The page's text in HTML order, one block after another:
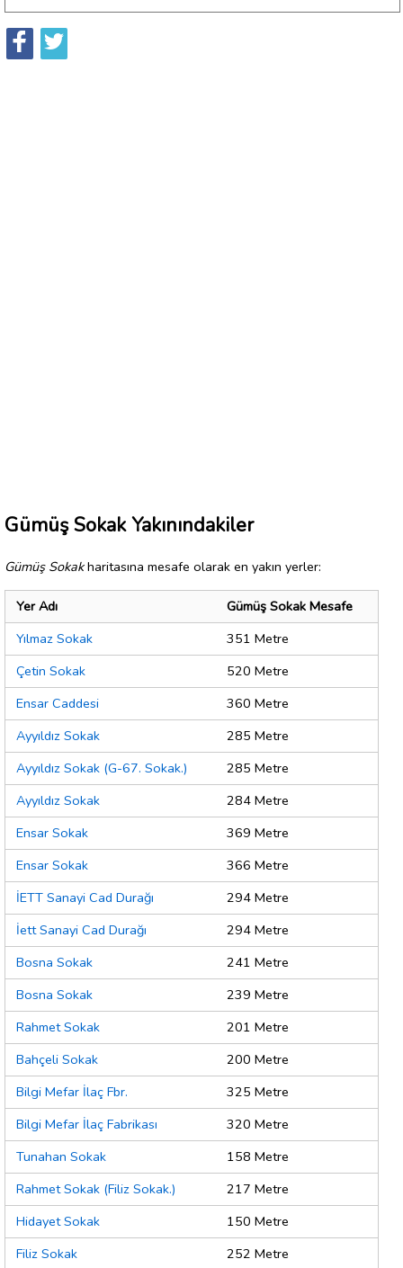
Gümüş Sokak Yakınındakiler
Gümüş Sokakharitasına mesafe olarak en yakın yerler:
Yer Adı
Gümüş Sokak Mesafe
Yılmaz Sokak
351 Metre
Çetin Sokak
520 Metre
Ensar Caddesi
360 Metre
Ayyıldız Sokak
285 Metre
Ayyıldız Sokak (G-67. Sokak.)
285 Metre
Ayyıldız Sokak
284 Metre
Ensar Sokak
369 Metre
Ensar Sokak
366 Metre
İETT Sanayi Cad Durağı
294 Metre
İett Sanayi Cad Durağı
294 Metre
Bosna Sokak
241 Metre
Bosna Sokak
239 Metre
Rahmet Sokak
201 Metre
Bahçeli Sokak
200 Metre
Bilgi Mefar İlaç Fbr.
325 Metre
Bilgi Mefar İlaç Fabrikası
320 Metre
Tunahan Sokak
158 Metre
Rahmet Sokak (Filiz Sokak.)
217 Metre
Hidayet Sokak
150 Metre
Filiz Sokak
252 Metre